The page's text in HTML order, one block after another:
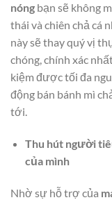
nóng bạn sẽ không
thái và chiên chả cá
này sẽ thay quý vị
chóng, chính xác
kiệm được tối đa
động bán bánh mì
tới.
Thu hút người
của mình
Nhờ sự hỗ trợ của